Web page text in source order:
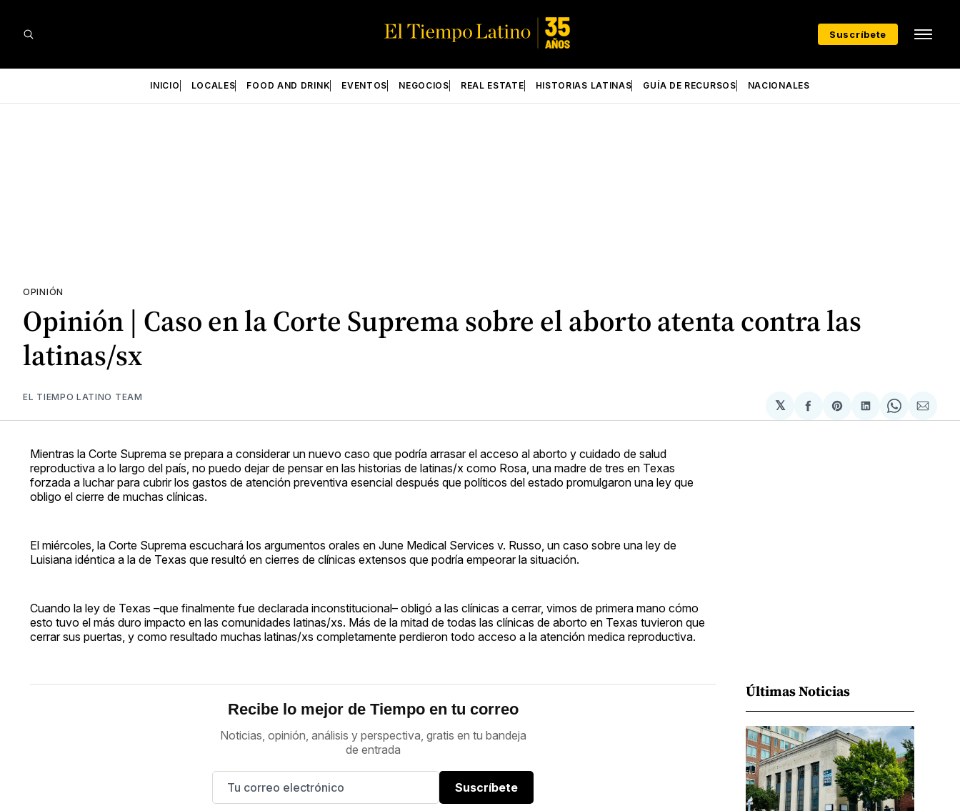
Suscríbete
INICIO LOCALES FOOD AND DRINK EVENTOS NEGOCIOS REAL ESTATE HISTORIAS LATINAS GUÍA DE RECURSOS NACIONALES
OPINIÓN
Opinión | Caso en la Corte Suprema sobre el aborto atenta contra las
latinas/sx
EL TIEMPO LATINO TEAM
𝕏
Compartir
en
Share
on
Compartir
en
Share
on
via
Mientras la Corte Suprema se prepara a considerar un nuevo caso que podría arrasar el acceso al aborto y cuidado de salud
reproductiva a lo largo del país, no puedo dejar de pensar en las historias de latinas/x como Rosa, una madre de tres en Texas
forzada a luchar para cubrir los gastos de atención preventiva esencial después que políticos del estado promulgaron una ley que
obligo el cierre de muchas clínicas.
El miércoles, la Corte Suprema escuchará los argumentos orales en June Medical Services v. Russo, un caso sobre una ley de
Luisiana idéntica a la de Texas que resultó en cierres de clínicas extensos que podría empeorar la situación.
Cuando la ley de Texas –que finalmente fue declarada inconstitucional– obligó a las clínicas a cerrar, vimos de primera mano cómo
esto tuvo el más duro impacto en las comunidades latinas/xs. Más de la mitad de todas las clínicas de aborto en Texas tuvieron que
cerrar sus puertas, y como resultado muchas latinas/xs completamente perdieron todo acceso a la atención medica reproductiva.
Recibe lo mejor de Tiempo en tu correo
Noticias, opinión, análisis y perspectiva, gratis en tu bandeja
de entrada
Suscríbete
Últimas Noticias